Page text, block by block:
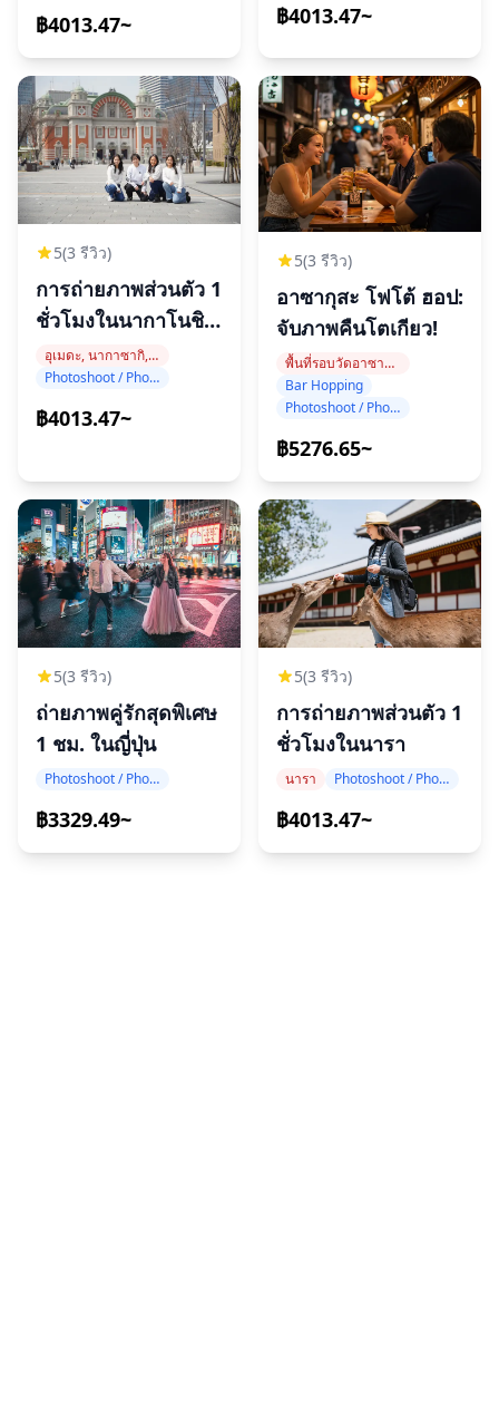
฿4013.47~ ฿4013.47~
5(3 รีวิว)
การถ่ายภาพส่วนตัว 1
ชั่วโมงในนากาโนชิ
มะ
อุเมดะ, นากาซากิ, นากาโนชิมะ
Photoshoot / Photo tour
฿4013.47~
5(3 รีวิว)
อาซากุสะ โฟโต้ ฮอป:
จับภาพคืนโตเกียว!
พื้นที่รอบวัดอาซากุสะ
Bar Hopping
Photoshoot / Photo tour
฿5276.65~
5(3 รีวิว)
ถ่ายภาพคู่รักสุดพิเศษ
1 ชม. ในญี่ปุ่น
Photoshoot / Photo tour
฿3329.49~
5(3 รีวิว)
การถ่ายภาพส่วนตัว 1
ชั่วโมงในนารา
นารา Photoshoot / Photo tour
฿4013.47~